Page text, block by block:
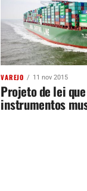
VAREJO 11 nov 2015
Projeto de lei
instrumentos